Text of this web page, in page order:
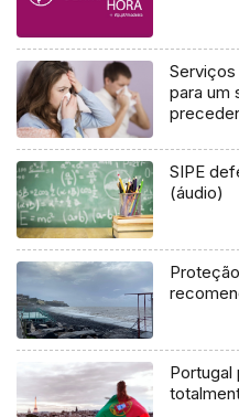
para um
SIPE
(áudio)
Portugal